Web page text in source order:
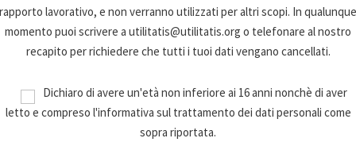
rapporto lavorativo, e non verranno utilizzati per altri scopi. In qualunque
momento puoi scrivere a utilitatis@utilitatis.org o telefonare al nostro
recapito per richiedere che tutti i tuoi dati vengano cancellati.
Dichiaro di avere un'età non inferiore ai 16 anni nonchè di aver
letto e compreso l'informativa sul trattamento dei dati personali come
sopra riportata.